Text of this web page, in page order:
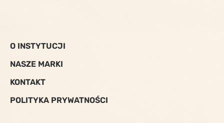
O INSTYTUCJI
NASZE MARKI
KONTAKT
POLITYKA PRYWATNOŚCI